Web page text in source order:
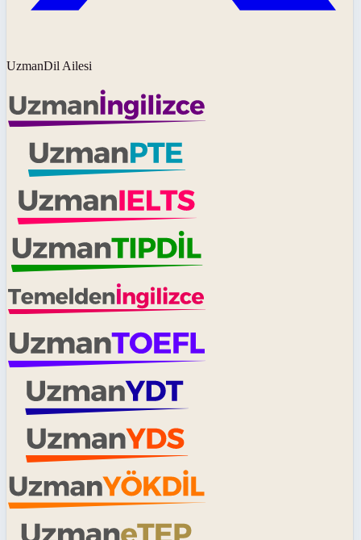
UzmanDil Ailesi